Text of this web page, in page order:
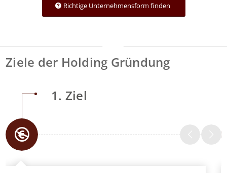
Richtige Unternehmensform finden
Ziele der Holding Gründung
1. Ziel